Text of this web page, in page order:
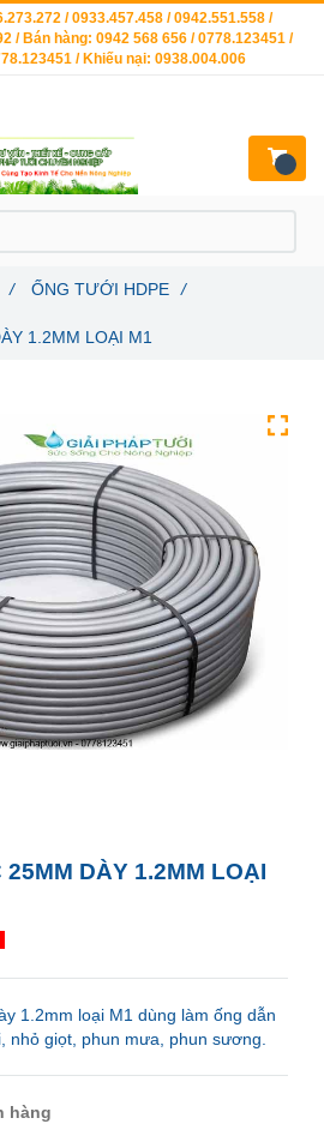
DÀY 1.2MM LOẠI
1.2mm loại M1 dùng làm ống dẫn
nhỏ giọt, phun mưa, phun sương.
hàng
/ ỐNG TƯỚI HDPE
/
1.2MM LOẠI M1
/ 0933.457.458 / 0942.551.558 /
/ Bán hàng: 0942 568 656 / 0778.123451 /
/ Khiếu nại: 0938.004.006